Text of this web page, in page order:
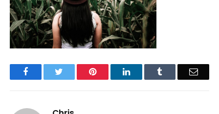
Facebook Pinterest LinkedIn Email